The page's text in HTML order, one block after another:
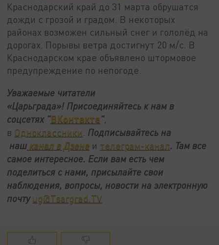
Краснодарский край до 31 марта обрушатся
дожди с грозой и градом. В некоторых
районах возможен сильный снег и гололёд на
дорогах. Порывы ветра достигнут 20 м/с. В
Краснодарском крае объявлено штормовое
предупреждение по непогоде.
Уважаемые читатели
«Царьграда»! Присоединяйтесь к нам в
соцсетях "ВКонтакте",
в Одноклассники Подписывайтесь на
наш канал в Дзене и телеграм-канал. Там все
самое интересное. Если вам есть чем
поделиться с нами, присылайте свои
наблюдения, вопросы, новости на электронную
почтуug@Tsargrad.TV